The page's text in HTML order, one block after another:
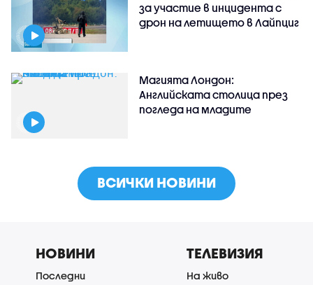
за участие в инцидента с
дрон на летището в Лайпциг
Магията Лондон:
Английската столица през
погледа на младите
ВСИЧКИ НОВИНИ
НОВИНИ
Последни
ТЕЛЕВИЗИЯ
На живо